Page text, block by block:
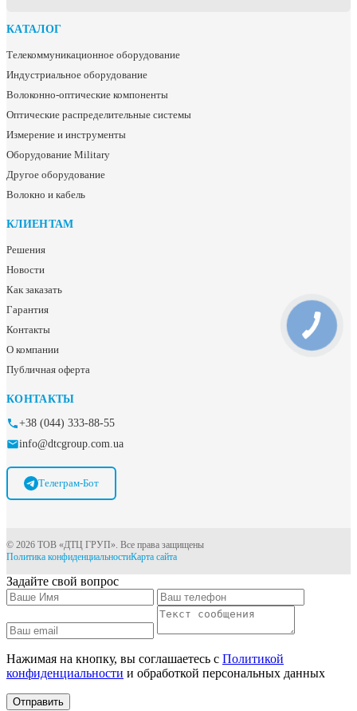
КАТАЛОГ
Телекоммуникационное оборудование
Индустриальное оборудование
Волоконно-оптические компоненты
Оптические распределительные системы
Измерение и инструменты
Оборудование Military
Другое оборудование
Волокно и кабель
КЛИЕНТАМ
Решения
Новости
Как заказать
Гарантия
Контакты
О компании
Публичная оферта
КОНТАКТЫ
+38 (044) 333-88-55
info@dtcgroup.com.ua
Телеграм-Бот
© 2026 ТОВ «ДТЦ ГРУП». Все права защищены
Политика конфиденциальностиКарта сайта
Задайте свой вопрос
Нажимая на кнопку, вы соглашаетесь с Политикой
конфиденциальности и обработкой персональных данных
Отправить